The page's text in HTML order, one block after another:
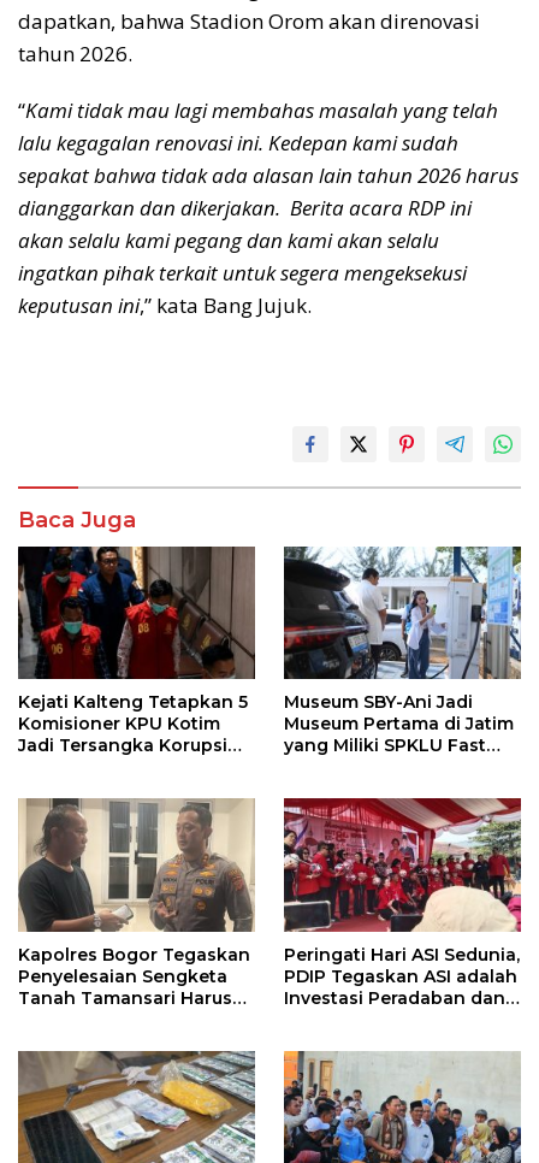
dapatkan, bahwa Stadion Orom akan direnovasi
tahun 2026.
“Kami tidak mau lagi membahas masalah yang telah
lalu kegagalan renovasi ini. Kedepan kami sudah
sepakat bahwa tidak ada alasan lain tahun 2026 harus
dianggarkan dan dikerjakan. Berita acara RDP ini
akan selalu kami pegang dan kami akan selalu
ingatkan pihak terkait untuk segera mengeksekusi
keputusan ini,” kata Bang Jujuk.
Baca Juga
Kejati Kalteng Tetapkan 5
Komisioner KPU Kotim
Jadi Tersangka Korupsi
Museum SBY-Ani Jadi
Museum Pertama di Jatim
yang Miliki SPKLU Fast
Kapolres Bogor Tegaskan
Penyelesaian Sengketa
Tanah Tamansari Harus
Peringati Hari ASI Sedunia,
PDIP Tegaskan ASI adalah
Investasi Peradaban dan